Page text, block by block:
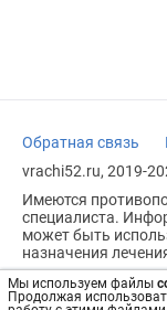
Мы используем файлы
Продолжая
Обратная связь
vrachi52.ru, 2019-
Имеются
специалиста.
может быть
назначения
Возрастное